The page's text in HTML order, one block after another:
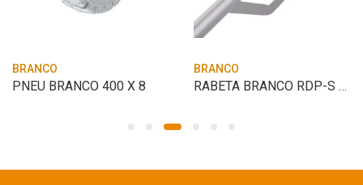
BRANCO
PNEU BRANCO 400 X 8
BRANCO
RABETA BRANCO RDP-S LONGA 2T/4T